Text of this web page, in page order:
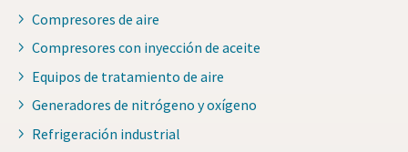
Compresores de aire
Compresores con inyección de aceite
Equipos de tratamiento de aire
Generadores de nitrógeno y oxígeno
Refrigeración industrial